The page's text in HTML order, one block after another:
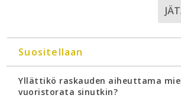
Suositellaan
Yllättikö raskauden aiheuttama
vuoristorata sinutkin?